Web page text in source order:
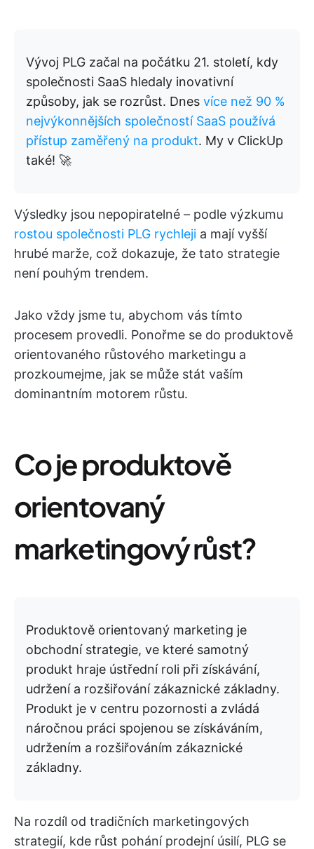
Vývoj PLG začal na počátku 21. století, kdy
společnosti SaaS hledaly inovativní
způsoby, jak se rozrůst. Dnes více než 90 %
nejvýkonnějších společností SaaS používá
přístup zaměřený na produkt. My v ClickUp
také! 🚀
Výsledky jsou nepopiratelné – podle výzkumu
rostou společnosti PLG rychleji a mají vyšší
hrubé marže, což dokazuje, že tato strategie
není pouhým trendem.
Jako vždy jsme tu, abychom vás tímto
procesem provedli. Ponořme se do produktově
orientovaného růstového marketingu a
prozkoumejme, jak se může stát vaším
dominantním motorem růstu.
Co je produktově
orientovaný
marketingový růst?
Produktově orientovaný marketing je
obchodní strategie, ve které samotný
produkt hraje ústřední roli při získávání,
udržení a rozšiřování zákaznické základny.
Produkt je v centru pozornosti a zvládá
náročnou práci spojenou se získáváním,
udržením a rozšiřováním zákaznické
základny.
Na rozdíl od tradičních marketingových
strategií, kde růst pohání prodejní úsilí, PLG se